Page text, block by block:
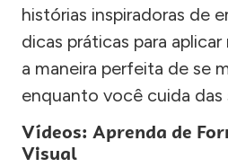
histórias inspiradoras de
dicas práticas para
a maneira perfeita de se
enquanto você cuida das
Vídeos: Aprenda de
Visual